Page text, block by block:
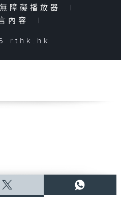
無障礙播放器
|
內容
|
rthk.hk